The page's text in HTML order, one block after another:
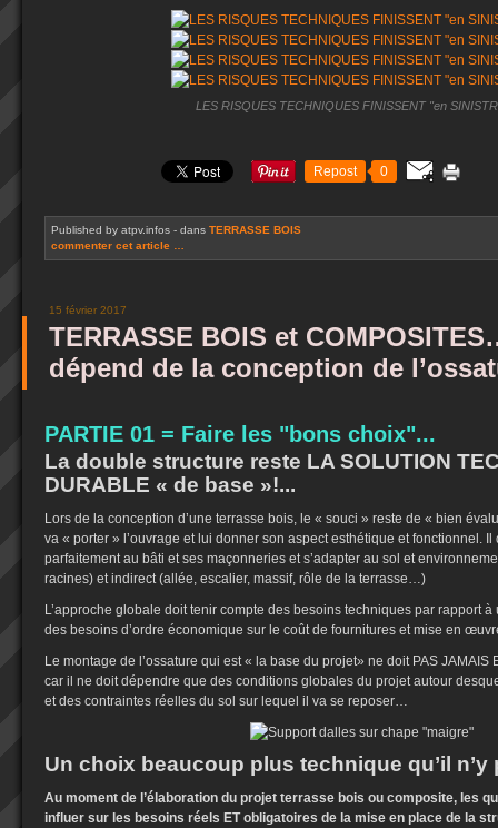
LES RISQUES TECHNIQUES FINISSENT "en
Repost 0
Published by atpv.infos - dans TERRASSE BOIS
commenter cet article …
15 février 2017
TERRASSE BOIS et
dépend de la conception de
PARTIE 01 = Faire les "bons choix"...
La double structure reste LA SOLUTION
DURABLE « de base »!...
Lors de la conception d’une terrasse bois, le « souci » reste de « bien
va « porter » l’ouvrage et lui donner son aspect esthétique et fonctionnel. Il
parfaitement au bâti et ses maçonneries et s’adapter au sol et
racines) et indirect (allée, escalier, massif, rôle de la terrasse…)
L’approche globale doit tenir compte des besoins techniques par rapport
des besoins d’ordre économique sur le coût de fournitures et mise en
Le montage de l’ossature qui est « la base du projet» ne doit PAS JAMAIS
car il ne doit dépendre que des conditions globales du projet autour
et des contraintes réelles du sol sur lequel il va se reposer…
Un choix beaucoup plus technique qu’il n’y
Au moment de l’élaboration du projet terrasse bois ou composite, les
influer sur les besoins réels ET obligatoires de la mise en place de la